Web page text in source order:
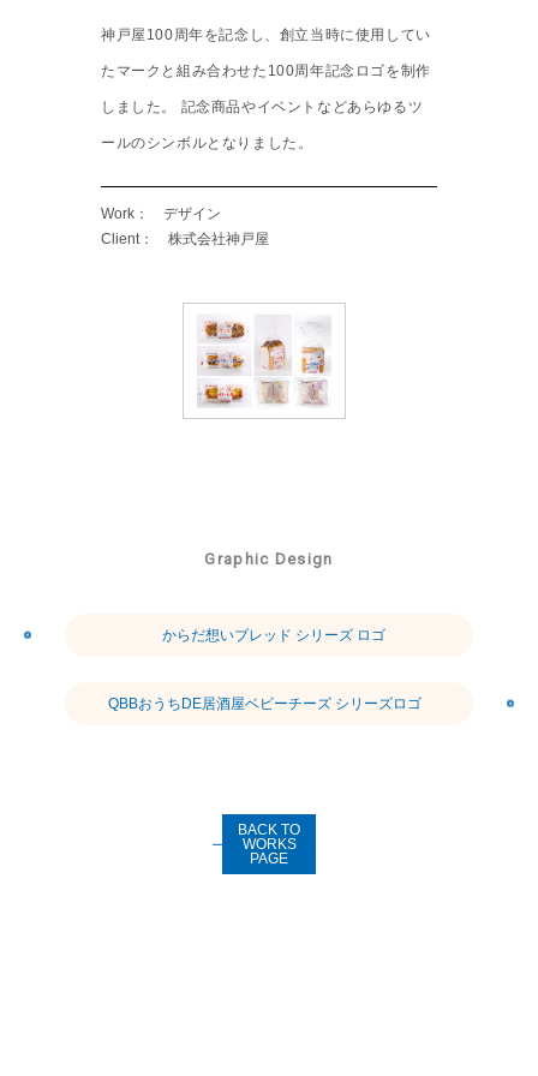
神戸屋100周年を記念し、創立当時に使用してい
たマークと組み合わせた100周年記念ロゴを制作
しました。 記念商品やイベントなどあらゆるツ
ールのシンボルとなりました。
Work： デザイン
Client： 株式会社神戸屋
Graphic Design
からだ想いブレッド シリーズ ロゴ
QBBおうちDE居酒屋ベビーチーズ シリーズロゴ
BACK TO
WORKS
PAGE